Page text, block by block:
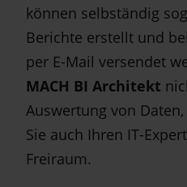
können selbständig
Berichte erstellt und
per E-Mail versendet
MACH BI Architekt
Auswertung von
Sie auch Ihren IT-
Freiraum.